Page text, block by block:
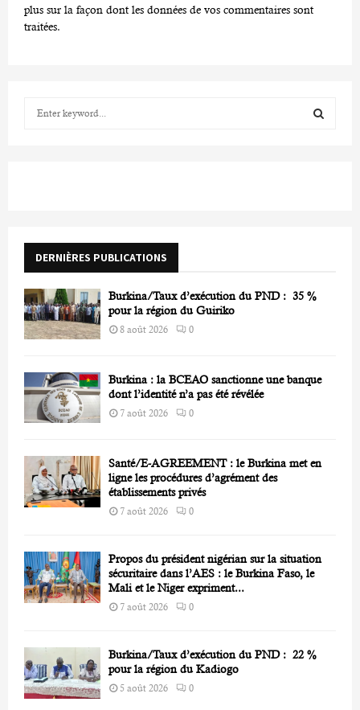
plus sur la façon dont les données de vos commentaires sont
traitées.
r
DERNIÈRES PUBLICATIONS
Burkina/Taux d’exécution du PND : 35 %
pour la région du Guiriko
8 août 2026 0
Burkina : la BCEAO sanctionne une banque
dont l’identité n’a pas été révélée
7 août 2026 0
Santé/E-AGREEMENT : le Burkina met en
ligne les procédures d’agrément des
établissements privés
7 août 2026 0
Propos du président nigérian sur la situation
sécuritaire dans l’AES : le Burkina Faso, le
Mali et le Niger expriment...
7 août 2026 0
Burkina/Taux d’exécution du PND : 22 %
pour la région du Kadiogo
5 août 2026 0